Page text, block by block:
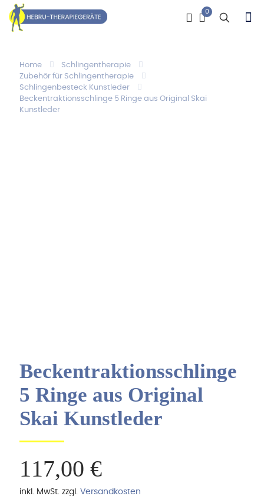
0
Home
Schlingentherapie
Zubehör für Schlingentherapie
Schlingenbesteck Kunstleder
Beckentraktionsschlinge 5 Ringe aus Original Skai
Kunstleder
Beckentraktionsschlinge
5 Ringe aus Original
Skai Kunstleder
117,00 €
inkl. MwSt. zzgl. Versandkosten